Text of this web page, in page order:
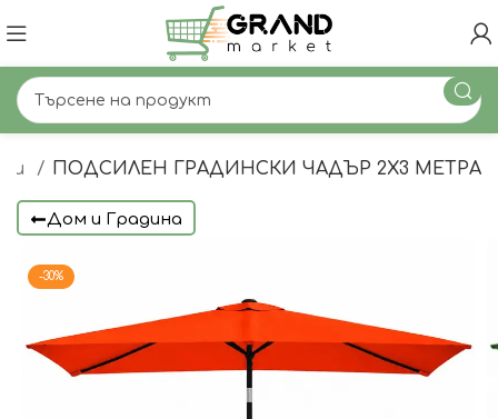
ПОДСИЛЕН ГРАДИНСКИ ЧАДЪР 2X3 МЕТРА
Дом и Градина
-30%